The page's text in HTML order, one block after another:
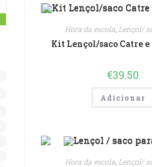
Hora da escola Lençol/
Kit Lençol/saco Catre
€39.50
Adicionar
Hora da escola Lençol/